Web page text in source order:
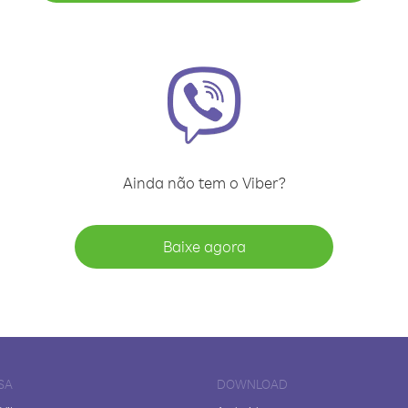
Ainda não tem o Viber?
Baixe agora
DOWNLOAD